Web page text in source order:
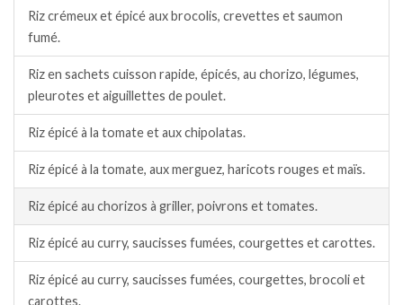
Riz crémeux et épicé aux brocolis, crevettes et saumon
fumé.
Riz en sachets cuisson rapide, épicés, au chorizo, légumes,
pleurotes et aiguillettes de poulet.
Riz épicé à la tomate et aux chipolatas.
Riz épicé à la tomate, aux merguez, haricots rouges et maïs.
Riz épicé au chorizos à griller, poivrons et tomates.
Riz épicé au curry, saucisses fumées, courgettes et carottes.
Riz épicé au curry, saucisses fumées, courgettes, brocoli et
carottes.